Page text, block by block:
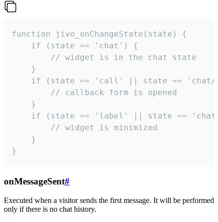
function jivo_onChangeState(state) {
    if (state == 'chat') {
        // widget is in the chat state
    }
if (state == 'call' || state ==
        // callback form is opened
    }
if (state == 'label' || state ==
        // widget is minimized
    }
}
onMessageSent#
Executed when a visitor sends the first message. It will be performed
only if there is no chat history.